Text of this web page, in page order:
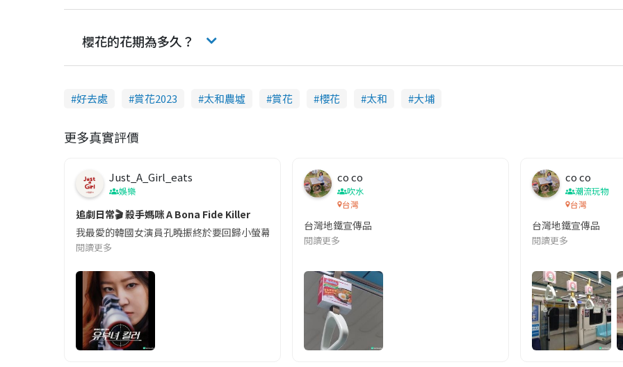
櫻花的花期為多久？
好去處 賞花2023 太和農墟 賞花 櫻花 太和 大埔
更多真實評價
Just_A_Girl_eats
娛樂
追劇日常🎬 殺手媽咪 A Bona Fide Killer
我最愛的韓國女演員孔曉振終於要回歸小螢幕啦!這次的劇本改編自同名網絡漫畫,故事主軸圍繞女主角柳寶娜 —— 表面上是一
閱讀更多
co co
吹水
台灣
台灣地鐵宣傳品
閱讀更多
co co
潮流玩物
台灣
台灣地鐵宣傳品
閱讀更多